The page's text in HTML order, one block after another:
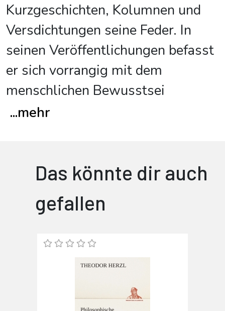
Kurzgeschichten, Kolumnen und
Versdichtungen seine Feder. In
seinen Veröffentlichungen befasst
er sich vorrangig mit dem
menschlichen Bewusstsei
...mehr
Das könnte dir auch
gefallen